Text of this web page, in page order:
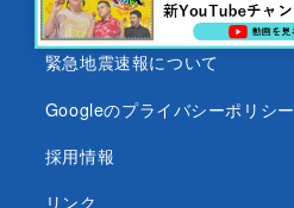
テレビ視聴データについて
緊急地震速報について
Googleのプライバシーポリシー
採用情報
リンク